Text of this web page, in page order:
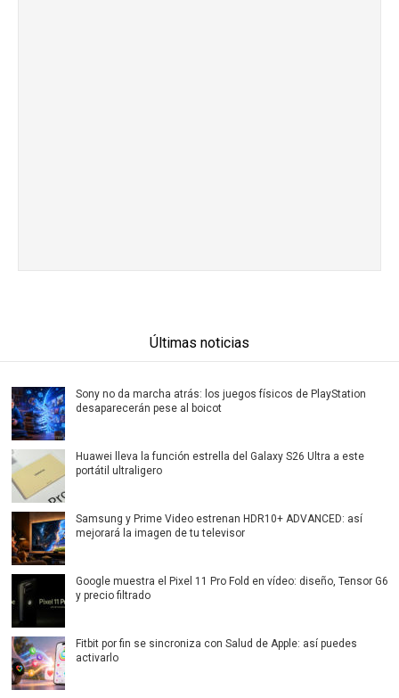
Últimas noticias
Sony no da marcha atrás: los juegos físicos de PlayStation
desaparecerán pese al boicot
Huawei lleva la función estrella del Galaxy S26 Ultra a este
portátil ultraligero
Samsung y Prime Video estrenan HDR10+ ADVANCED: así
mejorará la imagen de tu televisor
Google muestra el Pixel 11 Pro Fold en vídeo: diseño, Tensor G6
y precio filtrado
Fitbit por fin se sincroniza con Salud de Apple: así puedes
activarlo